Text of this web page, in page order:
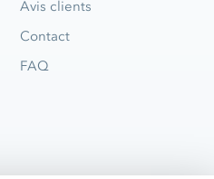
Avis clients
Contact
FAQ